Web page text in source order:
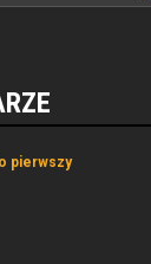
pierwszy